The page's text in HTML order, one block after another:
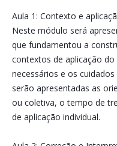
Aula 1: Contexto e
Neste módulo será
que fundamentou a
contextos de aplicação
necessários e os
serão apresentadas as
ou coletiva, o tempo de
de aplicação individual.